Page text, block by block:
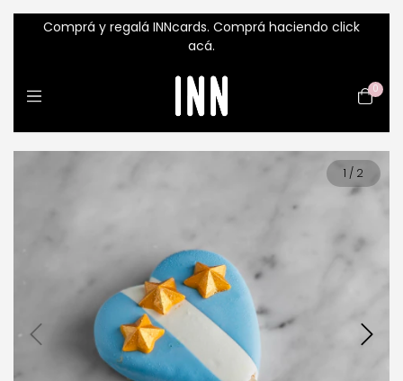
Comprá y regalá INNcards. Comprá haciendo click
acá.
0
1 / 2